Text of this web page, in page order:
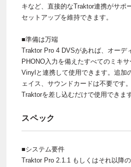
キなど、直接的なTraktor連携がサポ
セットアップを維持できます。
■準備は万端
Traktor Pro 4 DVSがあれば、オーデ
PHONO入力を備えたすべてのミキ
Vinylと連携して使用できます。追加
ェイス、サウンドカードは不要です
Traktorを差し込むだけで使用できます
スペック
■システム要件
Traktor Pro 2.1.1 もしくはそれ以降